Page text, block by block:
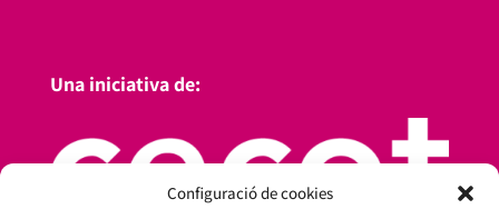
Configuració de cookies
Una iniciativa de: